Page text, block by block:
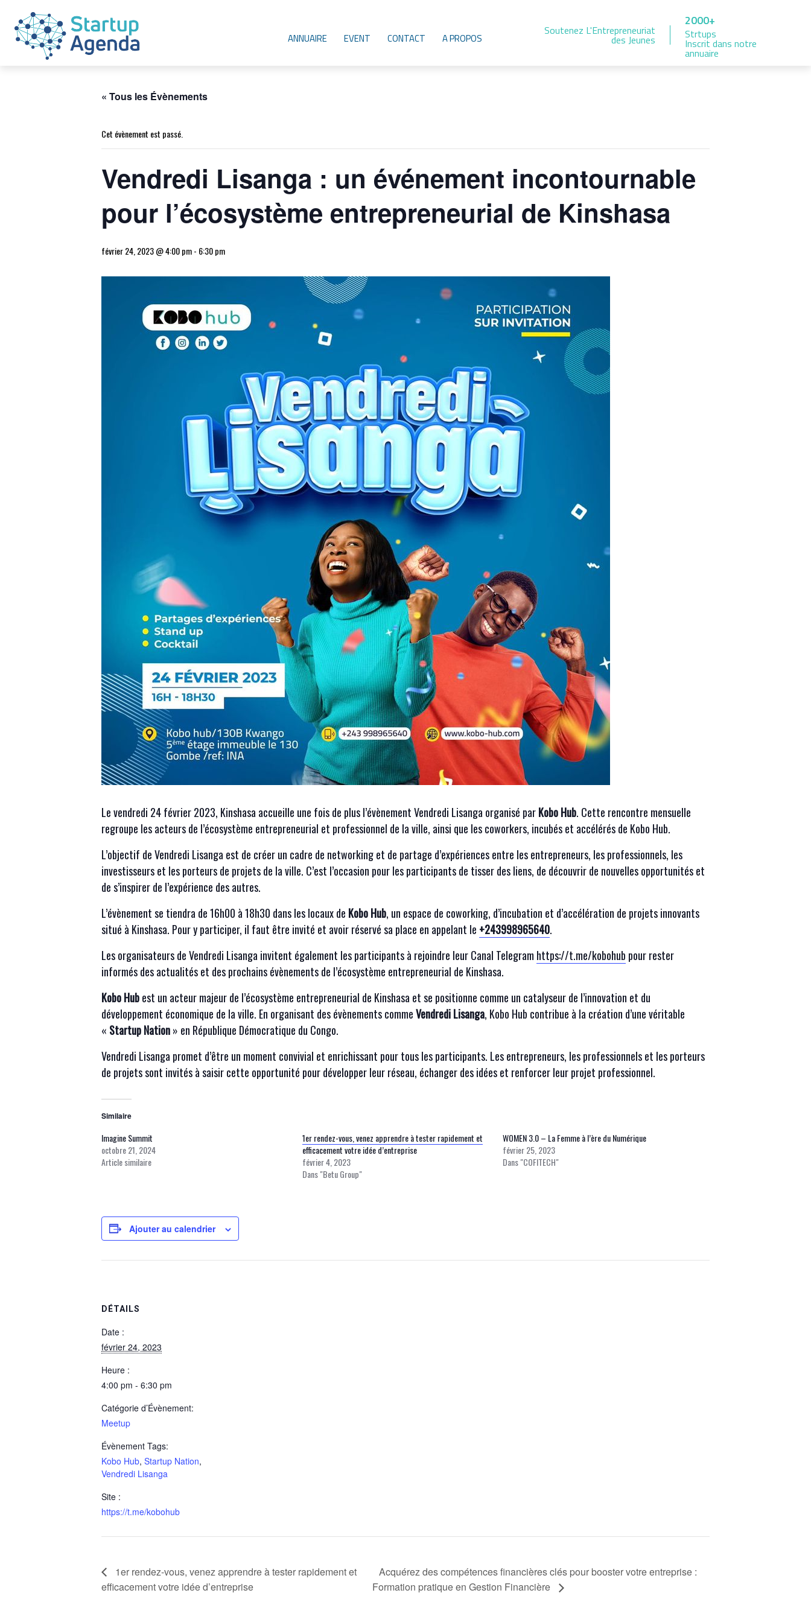
ANNUAIRE EVENT CONTACT A PROPOS
Soutenez L'Entrepreneuriat
des Jeunes
2000+
Strtups
Inscrit dans notre
annuaire
« Tous les Évènements
Cet évènement est passé.
Vendredi Lisanga : un événement incontournable
pour l’écosystème entrepreneurial de Kinshasa
février 24, 2023 @ 4:00 pm- 6:30 pm
Le vendredi 24 février 2023, Kinshasa accueille une fois de plus l’évènement Vendredi Lisanga organisé parKobo Hub. Cette rencontre mensuelle
regroupe les acteurs de l’écosystème entrepreneurial et professionnel de la ville, ainsi que les coworkers, incubés et accélérés de Kobo Hub.
L’objectif de Vendredi Lisanga est de créer un cadre de networking et de partage d’expériences entre les entrepreneurs, les professionnels, les
investisseurs et les porteurs de projets de la ville. C’est l’occasion pour les participants de tisser des liens, de découvrir de nouvelles opportunités et
de s’inspirer de l’expérience des autres.
L’évènement se tiendra de 16h00 à 18h30 dans les locaux de Kobo Hub, un espace de coworking, d’incubation et d’accélération de projets innovants
situé à Kinshasa. Pour y participer, il faut être invité et avoir réservé sa place en appelant le +243998965640.
Les organisateurs de Vendredi Lisanga invitent également les participants à rejoindre leur Canal Telegram https://t.me/kobohub pour rester
informés des actualités et des prochains évènements de l’écosystème entrepreneurial de Kinshasa.
Kobo Hubest un acteur majeur de l’écosystème entrepreneurial de Kinshasa et se positionne comme un catalyseur de l’innovation et du
développement économique de la ville. En organisant des évènements commeVendredi Lisanga, Kobo Hub contribue à la création d’une véritable
« Startup Nation» en République Démocratique du Congo.
Vendredi Lisanga promet d’être un moment convivial et enrichissant pour tous les participants. Les entrepreneurs, les professionnels et les porteurs
de projets sont invités à saisir cette opportunité pour développer leur réseau, échanger des idées et renforcer leur projet professionnel.
Similaire
Imagine Summit
octobre 21, 2024
Article similaire
1er rendez-vous, venez apprendre à tester rapidement et
efficacement votre idée d’entreprise
février 4, 2023
Dans "Betu Group"
WOMEN 3.0 – La Femme à l’ère du Numérique
février 25, 2023
Dans "COFITECH"
Ajouter au calendrier
DÉTAILS
Date :
février 24, 2023
Heure :
4:00 pm - 6:30 pm
Catégorie d’Évènement:
Meetup
Évènement Tags:
Kobo Hub, Startup Nation,
Vendredi Lisanga
Site :
https://t.me/kobohub
1er rendez-vous, venez apprendre à tester rapidement et
efficacement votre idée d’entreprise
Acquérez des compétences financières clés pour booster votre entreprise :
Formation pratique en Gestion Financière